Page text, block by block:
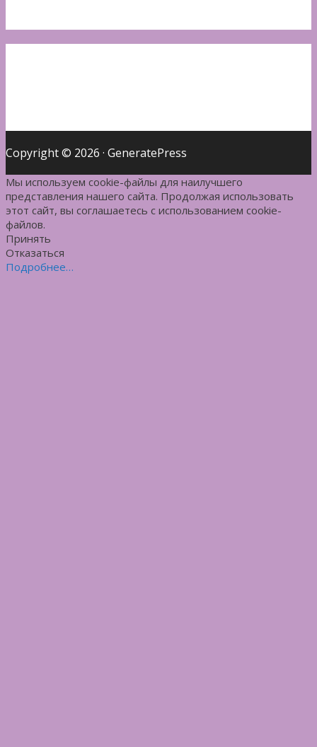
Copyright © 2026 · GeneratePress
Мы используем cookie-файлы для наилучшего
представления нашего сайта. Продолжая использовать
этот сайт, вы соглашаетесь с использованием cookie-
файлов.
Принять
Отказаться
Подробнее…